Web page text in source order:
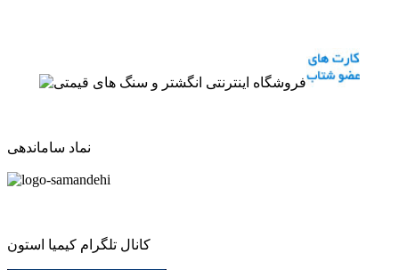
نماد ساماندهی
کانال تلگرام کیمیا استون